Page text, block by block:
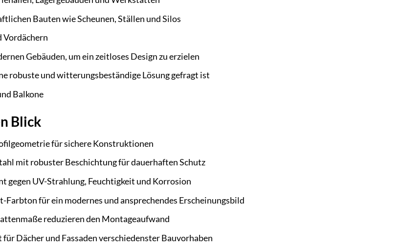
Bauten wie Scheunen, Ställen und Silos
Vordächern
Gebäuden, um ein zeitloses Design zu erzielen
robuste und witterungsbeständige Lösung gefragt ist
Balkone
Blick
für sichere Konstruktionen
mit robuster Beschichtung für dauerhaften Schutz
gegen UV-Strahlung, Feuchtigkeit und Korrosion
Farbton für ein modernes und ansprechendes Erscheinungsbild
reduzieren den Montageaufwand
für Dächer und Fassaden verschiedenster Bauvorhaben